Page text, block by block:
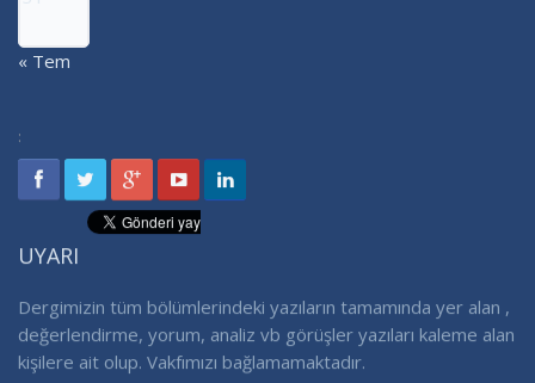
« Tem
:
UYARI
Dergimizin tüm bölümlerindeki yazıların tamamında yer alan ,
değerlendirme, yorum, analiz vb görüşler yazıları kaleme alan
kişilere ait olup. Vakfımızı bağlamamaktadır.